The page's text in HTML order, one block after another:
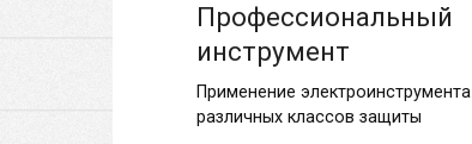
Профессиональный
инструмент
Применение электроинструмента
различных классов защиты